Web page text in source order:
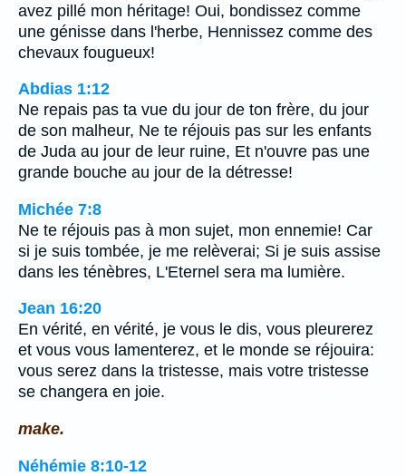
avez pillé mon héritage! Oui, bondissez comme
une génisse dans l'herbe, Hennissez comme des
chevaux fougueux!
Abdias 1:12
Ne repais pas ta vue du jour de ton frère, du jour
de son malheur, Ne te réjouis pas sur les enfants
de Juda au jour de leur ruine, Et n'ouvre pas une
grande bouche au jour de la détresse!
Michée 7:8
Ne te réjouis pas à mon sujet, mon ennemie! Car
si je suis tombée, je me relèverai; Si je suis assise
dans les ténèbres, L'Eternel sera ma lumière.
Jean 16:20
En vérité, en vérité, je vous le dis, vous pleurerez
et vous vous lamenterez, et le monde se réjouira:
vous serez dans la tristesse, mais votre tristesse
se changera en joie.
make.
Néhémie 8:10-12